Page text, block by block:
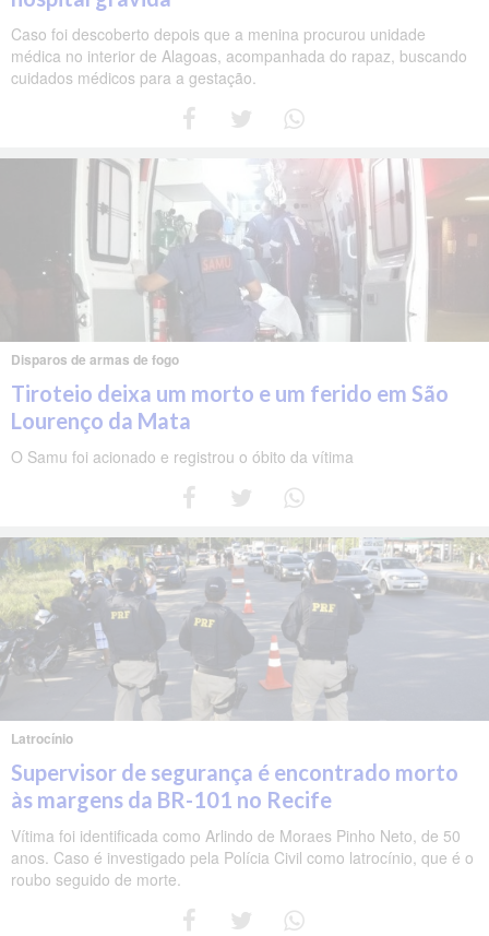
Caso foi descoberto depois que a menina procurou unidade
médica no interior de Alagoas, acompanhada do rapaz, buscando
cuidados médicos para a gestação.
Disparos de armas de fogo
Tiroteio deixa um morto e um ferido em São
Lourenço da Mata
O Samu foi acionado e registrou o óbito da vítima
Latrocínio
Supervisor de segurança é encontrado morto
às margens da BR-101 no Recife
Vítima foi identificada como Arlindo de Moraes Pinho Neto, de 50
anos. Caso é investigado pela Polícia Civil como latrocínio, que é o
roubo seguido de morte.